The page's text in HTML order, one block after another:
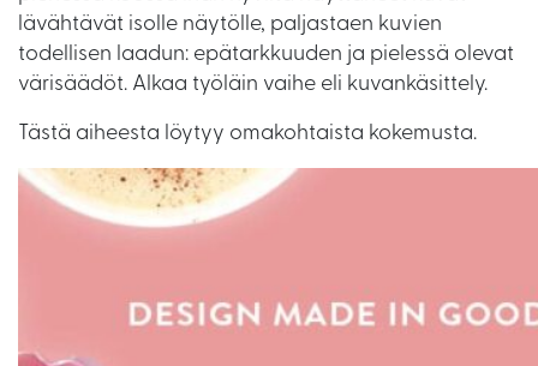
lävähtävät isolle näytölle, paljastaen kuvien
todellisen laadun: epätarkkuuden ja pielessä olevat
värisäädöt. Alkaa työläin vaihe eli kuvankäsittely.
Tästä aiheesta löytyy omakohtaista kokemusta.